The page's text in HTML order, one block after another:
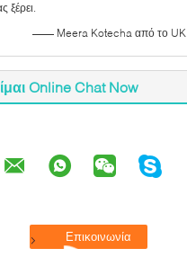
ξέρει.
—— Meera Kotecha από το UK
Online Chat Now